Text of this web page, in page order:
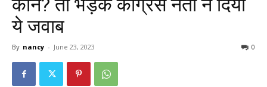
कौन? तो भड़के कांग्रेस नेता ने दिया
ये जवाब
By nancy - June 23, 2023 0